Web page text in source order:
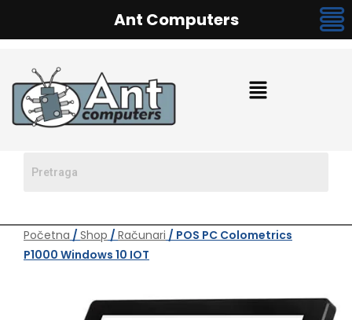
Početna / Shop / Računari / POS PC Colometrics
P1000 Windows 10 IOT
Ant Computers